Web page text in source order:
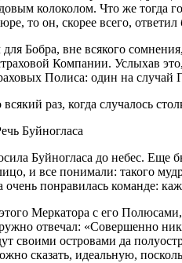
колоколом. Что же тогда
то он, скорее всего, ответил
Бобра, вне всякого
Компании. Услыхав
Полиса: один на случай
раз, когда случалось
Буйногласа
Буйногласа до небес. Еще
и все понимали: такого
очень понравилась команде:
этого Меркатора с его
отвечал: «Совершенно
своими островами да
сказать, идеальную,